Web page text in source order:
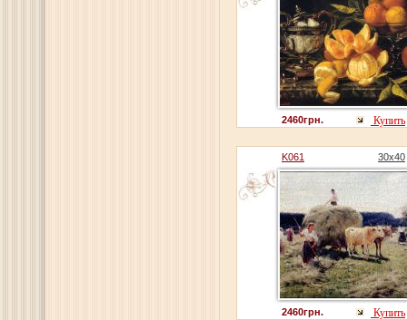
2460грн. Купить
K061 30x40
2460грн. Купить